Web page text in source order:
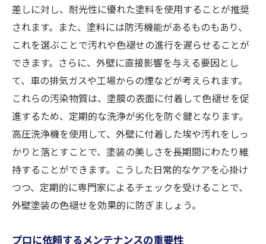
外壁の耐久性を保つための定期メンテナン
ス
耐久性向上のための最新技術の紹介
将来の修繕費用を抑える外壁塗装のメンテナン
ス術
外壁の寿命を延ばすための基本的なメンテ
ナンス
コストを抑えるための長期的なメンテナン
ス計画
小さなトラブルの早期発見がコスト削減に
つながる理由
外壁塗装のメンテナンスにおけるDIYの可能
差しに対し、耐光性に優れた塗料を使用することが推奨
されます。また、塗料には防汚機能があるものもあり、
これを選ぶことで汚れや色褪せの進行を遅らせることが
できます。さらに、外壁に直接影響を与える要因とし
て、車の排気ガスや工場からの煙などが考えられます。
これらの汚染物質は、塗膜の表面に付着して色褪せを促
進するため、定期的な洗浄が劣化を防ぐ鍵となります。
高圧洗浄機を使用して、外壁に付着した埃や汚れをしっ
かりと落とすことで、塗装の美しさを長期間にわたり維
持することができます。こうした日常的なケアを心掛け
つつ、定期的に専門家によるチェックを受けることで、
外壁塗装の色褪せを効果的に防ぎましょう。
プロに依頼するメンテナンスの重要性